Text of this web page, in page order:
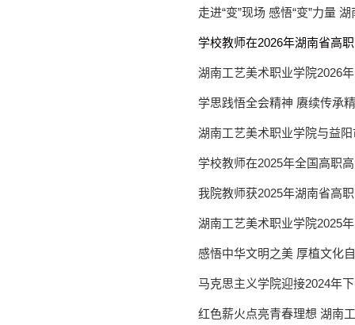
走进“变”现场 感悟“变”力量
学校教师在2026年湖南省高
湖南工艺美术职业学院2026
学思践悟全会精神 赓续传承
湖南工艺美术职业学院与益
学校教师在2025年全国高职
我院教师获2025年湖南省高
湖南工艺美术职业学院2025
感悟中华文明之美 厚植文化
马克思主义学院迎接2024年
红色薪火点亮青春理想 湖南